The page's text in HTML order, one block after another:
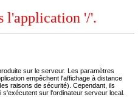
l'application '/'.
sur le serveur. Les paramètres
empêchent l'affichage à distance
raisons de sécurité). Cependant, ils
sur l'ordinateur serveur local.